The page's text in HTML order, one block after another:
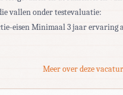
vallen onder testevaluatie:
eisen Minimaal 3 jaar ervaring
Meer over deze